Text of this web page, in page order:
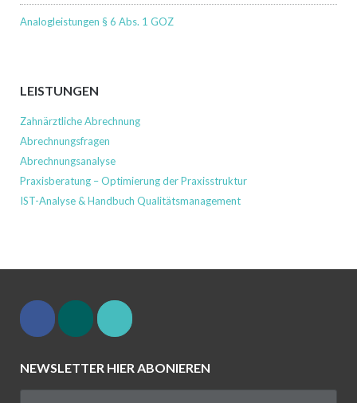
Analogleistungen § 6 Abs. 1 GOZ
LEISTUNGEN
Zahnärztliche Abrechnung
Abrechnungsfragen
Abrechnungsanalyse
Praxisberatung – Optimierung der Praxisstruktur
IST-Analyse & Handbuch Qualitätsmanagement
NEWSLETTER HIER ABONIEREN